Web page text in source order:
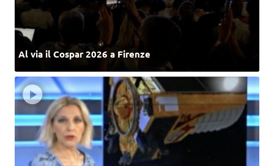
Al via il Cospar 2026 a Firenze